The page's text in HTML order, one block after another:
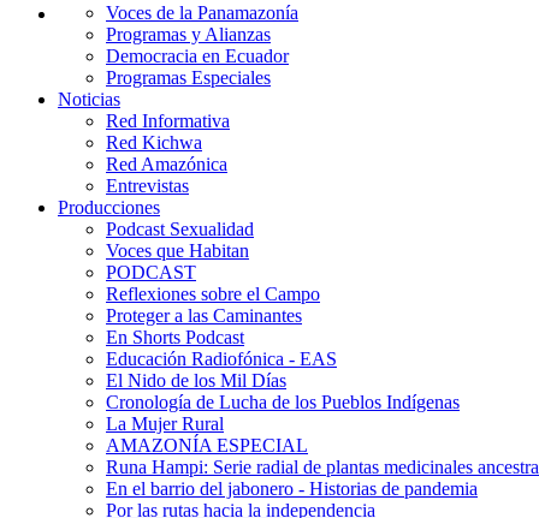
Voces de la Panamazonía
Programas y Alianzas
Democracia en Ecuador
Programas Especiales
Noticias
Red Informativa
Red Kichwa
Red Amazónica
Entrevistas
Producciones
Podcast Sexualidad
Voces que Habitan
PODCAST
Reflexiones sobre el Campo
Proteger a las Caminantes
En Shorts Podcast
Educación Radiofónica - EAS
El Nido de los Mil Días
Cronología de Lucha de los Pueblos Indígenas
La Mujer Rural
AMAZONÍA ESPECIAL
Runa Hampi: Serie radial de plantas medicinales
En el barrio del jabonero - Historias de pandemia
Por las rutas hacia la independencia